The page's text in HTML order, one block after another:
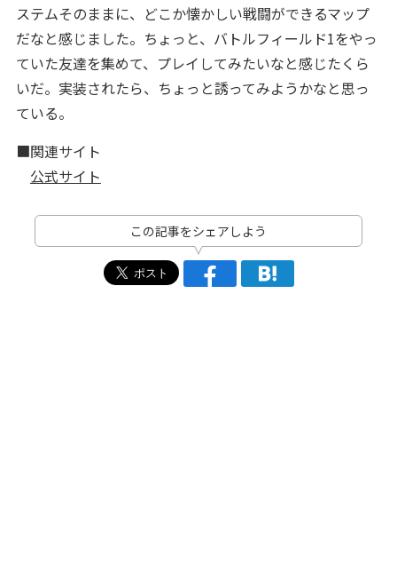
ステムそのままに、どこか懐かしい戦闘ができるマップ
だなと感じました。ちょっと、バトルフィールド1をやっ
ていた友達を集めて、プレイしてみたいなと感じたくら
いだ。実装されたら、ちょっと誘ってみようかなと思っ
ている。
■関連サイト
公式サイト
この記事をシェアしよう